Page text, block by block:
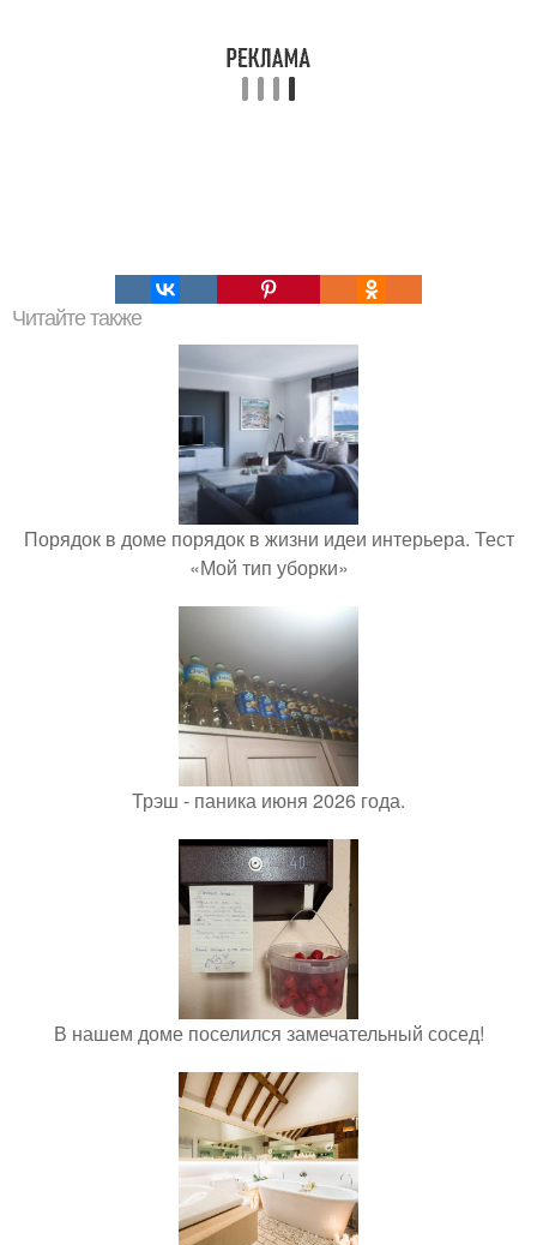
Читайте также
Порядок в доме порядок в жизни идеи интерьера. Тест
«Мой тип уборки»
Трэш - паника июня 2026 года.
В нашем доме поселился замечательный сосед!